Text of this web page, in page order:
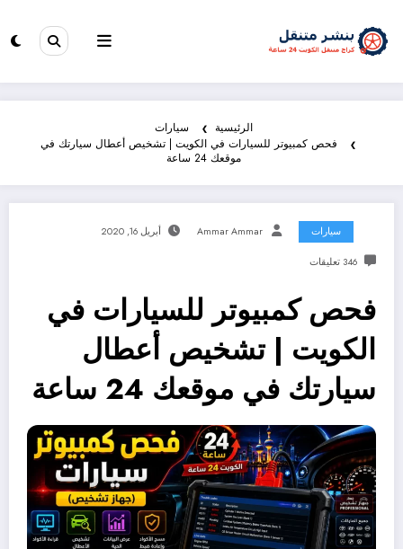
الرئيسية
سيارات
فحص كمبيوتر للسيارات في الكويت | تشخيص أعطال سيارتك في
موقعك 24 ساعة
سيارات Ammar Ammar أبريل 16, 2020
346 تعليقات
فحص كمبيوتر للسيارات في
الكويت | تشخيص أعطال
سيارتك في موقعك 24 ساعة